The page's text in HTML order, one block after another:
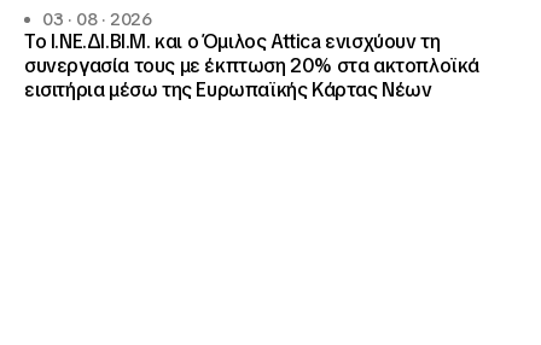
03 · 08 · 2026
Το Ι.ΝΕ.ΔΙ.ΒΙ.Μ. και o Όμιλος Attica ενισχύουν τη
συνεργασία τους με έκπτωση 20% στα ακτοπλοϊκά
εισιτήρια μέσω της Ευρωπαϊκής Κάρτας Νέων